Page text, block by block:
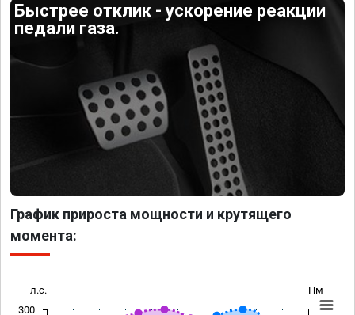
Быстрее отклик - ускорение реакции
педали газа.
График прироста мощности и крутящего
момента:
л.с. Нм
300